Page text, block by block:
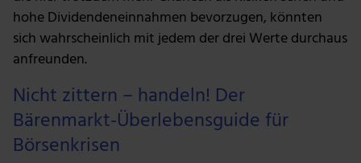
hohe Dividendeneinnahmen bevorzugen, könnten
sich wahrscheinlich mit jedem der drei Werte durchaus
anfreunden.
Nicht zittern – handeln! Der
Bärenmarkt-Überlebensguide für
Börsenkrisen